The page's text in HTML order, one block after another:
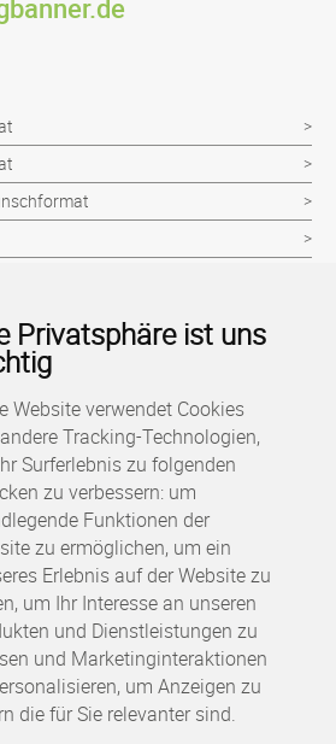
Privatsphäre ist uns
Website verwendet Cookies
Tracking-Technologien,
Surferlebnis zu folgenden
zu verbessern: um
Funktionen der
zu ermöglichen, um ein
Erlebnis auf der Website zu
, um Ihr Interesse an unseren
und Dienstleistungen zu
und Marketinginteraktionen
, um Anzeigen zu
die für Sie relevanter sind.